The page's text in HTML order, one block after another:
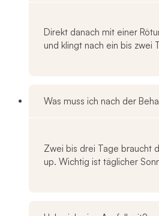
Direkt danach mit einer
und klingt nach ein bis zwei
Was muss ich nach der
Zwei bis drei Tage braucht
up. Wichtig ist täglicher